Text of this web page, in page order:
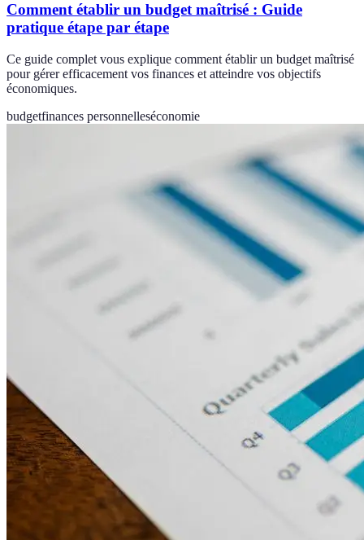
Comment établir un budget maîtrisé : Guide
pratique étape par étape
Ce guide complet vous explique comment établir un budget maîtrisé
pour gérer efficacement vos finances et atteindre vos objectifs
économiques.
budgetfinances personnelleséconomie